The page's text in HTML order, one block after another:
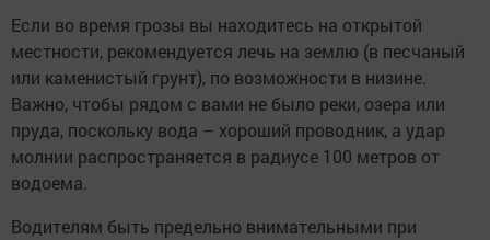
Если во время грозы вы находитесь на открытой
местности, рекомендуется лечь на землю (в песчаный
или каменистый грунт), по возможности в низине.
Важно, чтобы рядом с вами не было реки, озера или
пруда, поскольку вода – хороший проводник, а удар
молнии распространяется в радиусе 100 метров от
водоема.
Водителям быть предельно внимательными при